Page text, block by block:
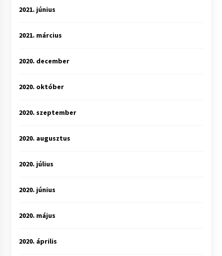
2021. június
2021. március
2020. december
2020. október
2020. szeptember
2020. augusztus
2020. július
2020. június
2020. május
2020. április